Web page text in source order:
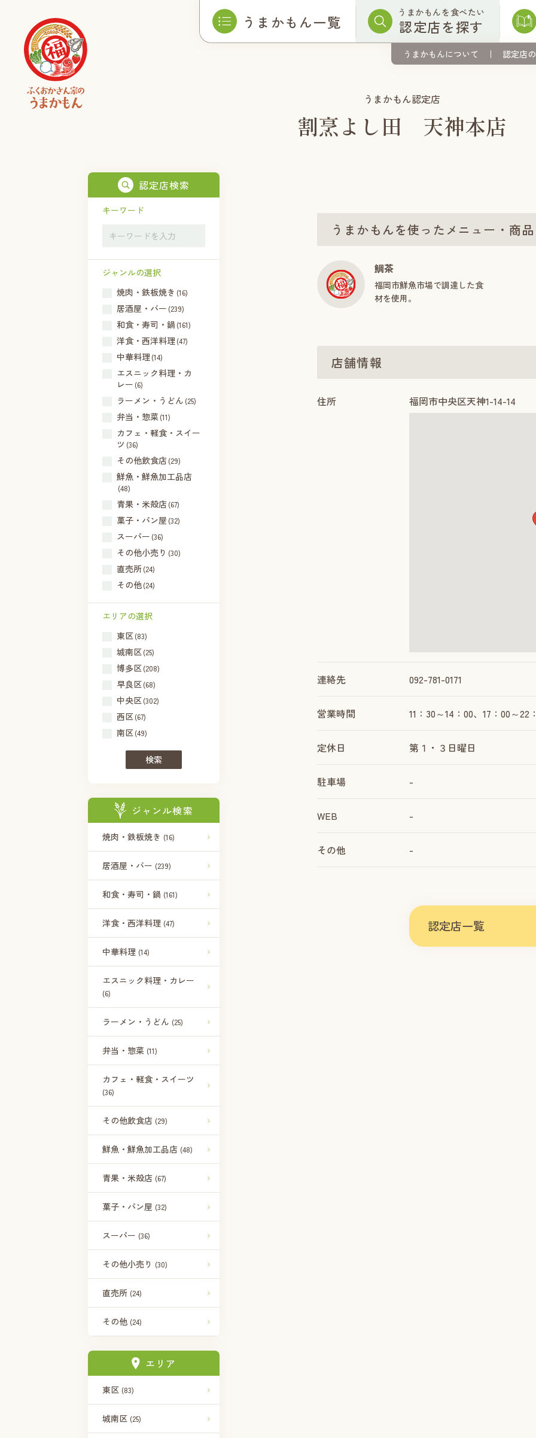
うまかもん一覧 うまかもんを食べたい
認定店を探す
うまかもんについて 認定店
うまかもん認定店
割烹よし田 天神本店
認定店検索
キーワード
ジャンルの選択
焼肉・鉄板焼き (16)
居酒屋・バー (239)
和食・寿司・鍋 (161)
洋食・西洋料理 (47)
中華料理 (14)
エスニック料理・カ
レー (6)
ラーメン・うどん (25)
弁当・惣菜(11)
カフェ・軽食・スイー
ツ (36)
その他飲食店(29)
鮮魚・鮮魚加工品店
(48)
青果・米殻店(67)
菓子・パン屋 (32)
スーパー (36)
その他小売り (30)
直売所(24)
その他(24)
エリアの選択
東区(83)
城南区(25)
博多区(208)
早良区(68)
中央区(302)
西区(67)
南区(49)
検索
ジャンル検索
焼肉・鉄板焼き (16)
居酒屋・バー (239)
和食・寿司・鍋 (161)
洋食・西洋料理 (47)
中華料理 (14)
エスニック料理・カレー
(6)
ラーメン・うどん (25)
弁当・惣菜 (11)
カフェ・軽食・スイーツ
(36)
その他飲食店 (29)
鮮魚・鮮魚加工品店 (48)
青果・米殻店 (67)
菓子・パン屋 (32)
スーパー (36)
その他小売り (30)
直売所 (24)
その他 (24)
エリア
東区 (83)
城南区 (25)
うまかもんを使ったメニュー・商品
鯛茶
福岡市鮮魚市場で調達した食
材を使用。
店舗情報
住所 福岡市中央区天神1-14-14
連絡先 092-781-0171
営業時間 11：30～14：00、17：00～22
定休日 第１・３日曜日
駐車場 -
WEB -
その他 -
認定店一覧